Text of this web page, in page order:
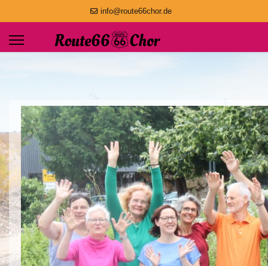
info@route66chor.de